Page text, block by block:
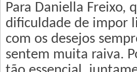
Para Daniella Freixo,
dificuldade de impor
com os desejos
sentem muita raiva.